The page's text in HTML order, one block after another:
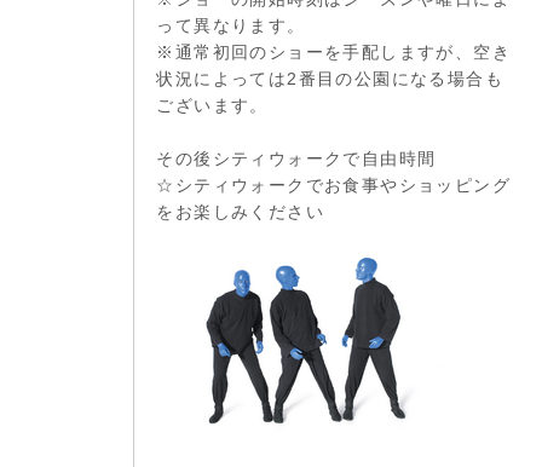
って異なります。
※通常初回のショーを手配しますが、空き
状況によっては2番目の公園になる場合も
ございます。
その後シティウォークで自由時間
☆シティウォークでお食事やショッピング
をお楽しみください